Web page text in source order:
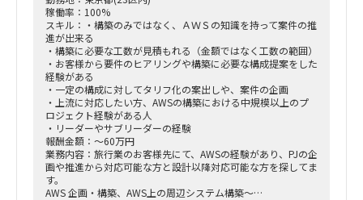
稼働率：100%
スキル：・構築のみではなく、ＡＷＳの知識を持って案件の推
進が出来る
・構築に必要な工数が見積もれる（金額ではなく工数の範囲）
・お客様から要件のヒアリングや構築に必要な構成提案をした
経験がある
・一定の構成に対してタリフ化の案出しや、案件の企画
・上流に対応したい方、AWSの構築における中規模以上のプ
ロジェクト経験がある人
・リーダーやサブリーダーの経験
報酬金額：～60万円
業務内容：旅行業のお客様先にて、AWSの経験があり、PJの企
画や推進から対応可能な方と設計以降対応可能な方を探してま
す。
AWS 企画・構築、AWS上の周辺システム構築～